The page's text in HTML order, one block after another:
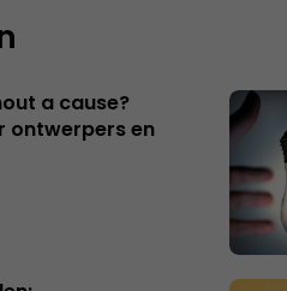
a cause?
ontwerpers en